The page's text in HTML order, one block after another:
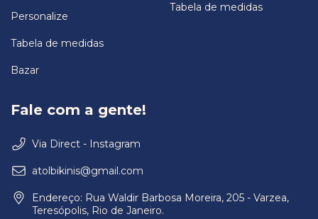
Personalize
Tabela de medidas
Bazar
Tabela de medidas
Fale com a gente!
Via Direct - Instagram
atolbikinis@gmail.com
Endereço: Rua Waldir Barbosa Moreira, 205 - Varzea,
Teresópolis, Rio de Janeiro.